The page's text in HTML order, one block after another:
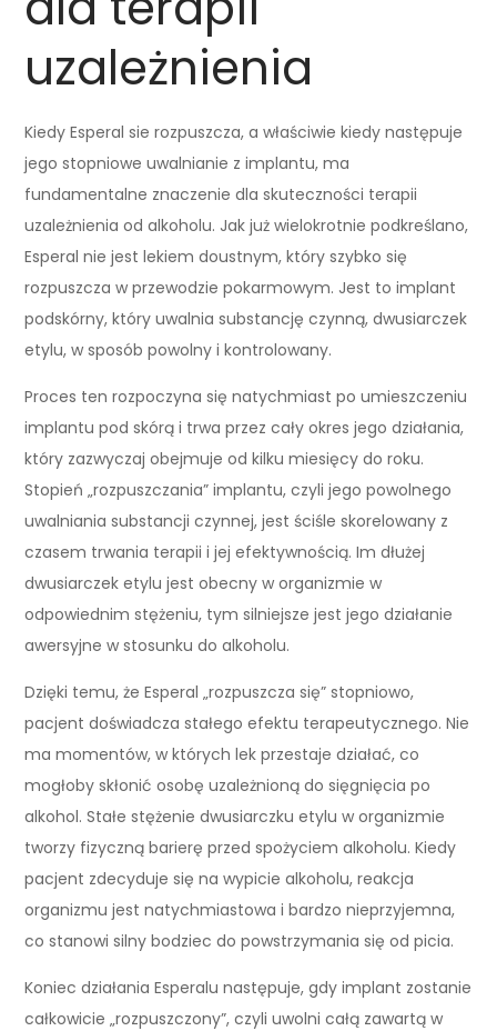
uzależnienia
Kiedy Esperal sie rozpuszcza, a właściwie kiedy następuje
jego stopniowe uwalnianie z implantu, ma
fundamentalne znaczenie dla skuteczności terapii
uzależnienia od alkoholu. Jak już wielokrotnie podkreślano,
Esperal nie jest lekiem doustnym, który szybko się
rozpuszcza w przewodzie pokarmowym. Jest to implant
podskórny, który uwalnia substancję czynną, dwusiarczek
etylu, w sposób powolny i kontrolowany.
Proces ten rozpoczyna się natychmiast po umieszczeniu
implantu pod skórą i trwa przez cały okres jego działania,
który zazwyczaj obejmuje od kilku miesięcy do roku.
Stopień „rozpuszczania” implantu, czyli jego powolnego
uwalniania substancji czynnej, jest ściśle skorelowany z
czasem trwania terapii i jej efektywnością. Im dłużej
dwusiarczek etylu jest obecny w organizmie w
odpowiednim stężeniu, tym silniejsze jest jego działanie
awersyjne w stosunku do alkoholu.
Dzięki temu, że Esperal „rozpuszcza się” stopniowo,
pacjent doświadcza stałego efektu terapeutycznego. Nie
ma momentów, w których lek przestaje działać, co
mogłoby skłonić osobę uzależnioną do sięgnięcia po
alkohol. Stałe stężenie dwusiarczku etylu w organizmie
tworzy fizyczną barierę przed spożyciem alkoholu. Kiedy
pacjent zdecyduje się na wypicie alkoholu, reakcja
organizmu jest natychmiastowa i bardzo nieprzyjemna,
co stanowi silny bodziec do powstrzymania się od picia.
Koniec działania Esperalu następuje, gdy implant zostanie
całkowicie „rozpuszczony”, czyli uwolni całą zawartą w